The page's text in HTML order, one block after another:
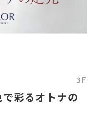
3F
彩るオトナの